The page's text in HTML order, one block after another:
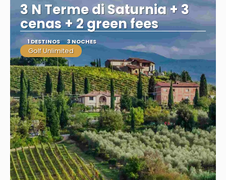
3 N Terme di Saturnia + 3
cenas + 2 green fees
1 DESTINOS 3 NOCHES
Golf Unlimited